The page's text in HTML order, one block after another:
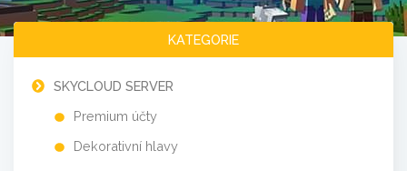
KATEGORIE
SKYCLOUD SERVER
Premium účty
Dekorativní hlavy